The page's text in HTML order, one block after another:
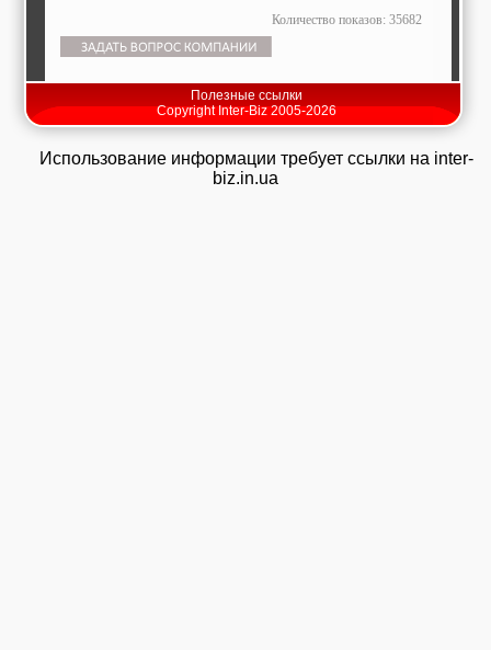
Количество показов: 35682
Полезные ссылки
Copyright Inter-Biz 2005-2026
Использование информации требует ссылки на inter-
biz.in.ua